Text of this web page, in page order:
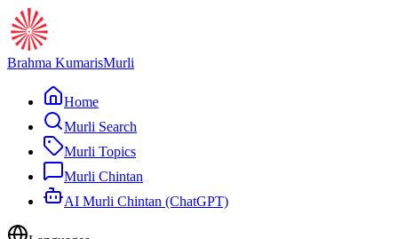
Brahma KumarisMurli
Home
Murli Search
Murli Topics
Murli Chintan
AI Murli Chintan (ChatGPT)